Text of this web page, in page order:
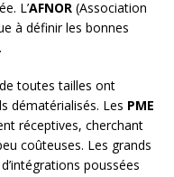
L’AFNOR (Association
à définir les bonnes
toutes tailles ont
dématérialisés. Les PME
réceptives, cherchant
coûteuses. Les grands
poussées